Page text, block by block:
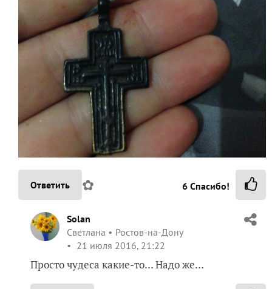
Ответить ✿ 6 Спасибо!
Solan
Светлана
Ростов-на-Дону
21 июля 2016, 21:22
Просто чудеса какие-то… Надо же…